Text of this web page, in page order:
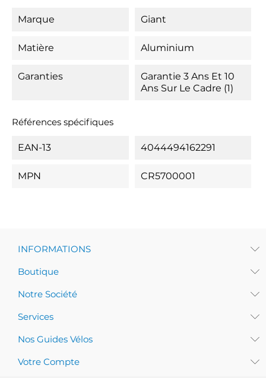
Marque Giant
Matière Aluminium
Garanties
Garantie 3 Ans Et 10
Ans Sur Le Cadre (1)
Références spécifiques
EAN-13 4044494162291
MPN CR5700001
INFORMATIONS
Boutique
Notre Société
Services
Nos Guides Vélos
Votre Compte